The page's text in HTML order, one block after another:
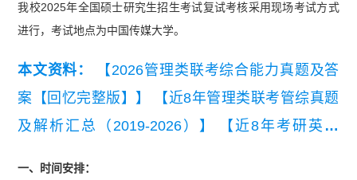
我校2025年全国硕士研究生招生考试复试考核采用现场考试方式
进行，考试地点为中国传媒大学。
本文资料：
【2026管理类联考综合能力真题及答
案【回忆完整版】】
【近8年管理类联考管综真题
及解析汇总（2019-2026）】
【近8年考研英语
一、时间安排：